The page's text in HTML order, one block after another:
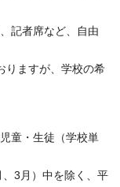
記者席など、自由
りますが、学校の希
童・生徒（学校単
3月）中を除く、平